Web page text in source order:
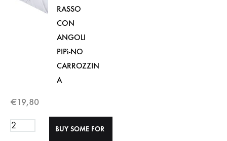
RASSO
CON
ANGOLI
PIPì-NO
CARROZZIN
A
€19,80